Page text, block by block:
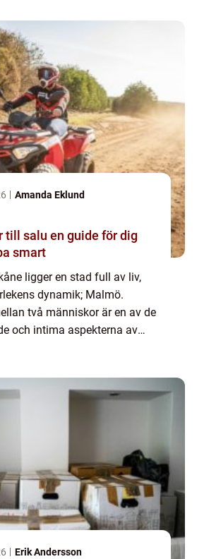
Amanda Eklund
guide för dig
smart
ligger en stad full av liv,
dynamik; Malmö.
två människor är en av de
och intima aspekterna av
Erik Andersson